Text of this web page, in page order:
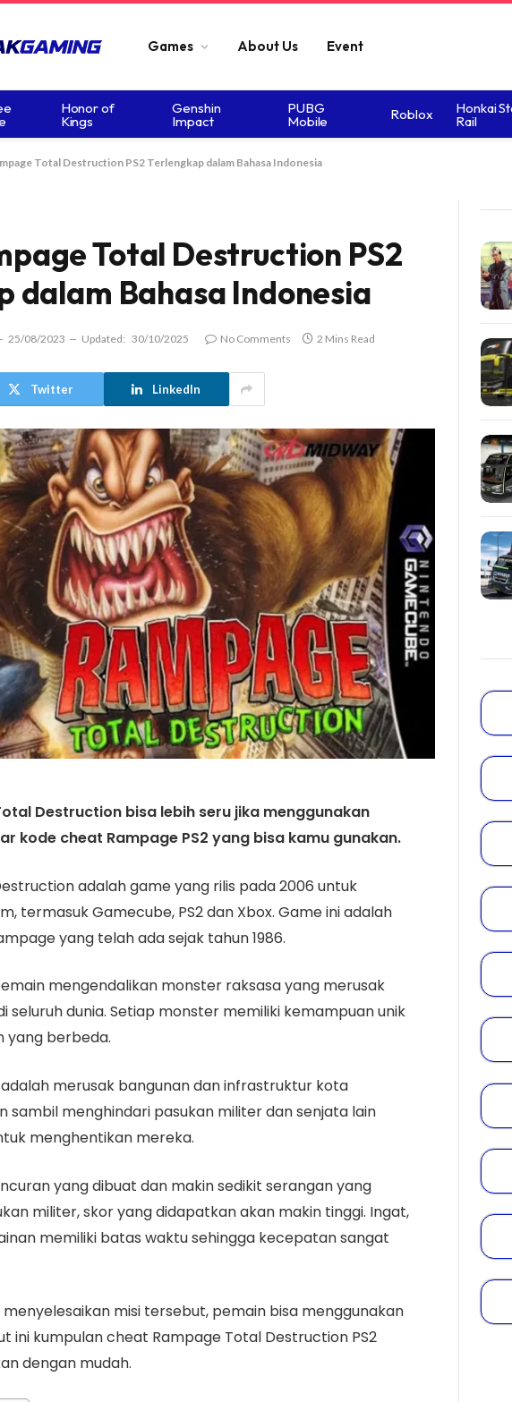
Games About Us Event
Honor of
Kings
Genshin
Impact
PUBG
Mobile Roblox Honkai
Rail
Total Destruction PS2 Terlengkap dalam Bahasa Indonesia
Total Destruction PS2
dalam Bahasa Indonesia
25/08/2023 Updated: 30/10/2025 No Comments 2 Mins Read
Twitter LinkedIn
Destruction bisa lebih seru jika menggunakan
kode cheat Rampage PS2 yang bisa kamu gunakan.
adalah game yang rilis pada 2006 untuk
termasuk Gamecube, PS2 dan Xbox. Game ini adalah
yang telah ada sejak tahun 1986.
mengendalikan monster raksasa yang merusak
seluruh dunia. Setiap monster memiliki kemampuan unik
yang berbeda.
merusak bangunan dan infrastruktur kota
sambil menghindari pasukan militer dan senjata lain
menghentikan mereka.
yang dibuat dan makin sedikit serangan yang
militer, skor yang didapatkan akan makin tinggi. Ingat,
memiliki batas waktu sehingga kecepatan sangat
misi tersebut, pemain bisa menggunakan
ini kumpulan cheat Rampage Total Destruction PS2
dengan mudah.